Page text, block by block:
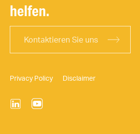
helfen.
Kontaktieren Sie uns
Privacy Policy Disclaimer